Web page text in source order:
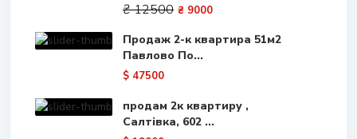
₴ 12500 ₴ 9000
Продаж 2-к квартира 51м2
Павлово По...
$ 47500
продам 2к квартиру ,
Салтівка, 602 ...